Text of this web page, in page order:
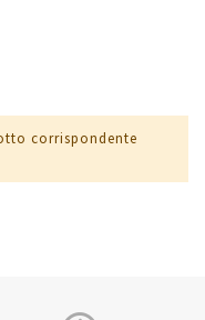
corrispondente